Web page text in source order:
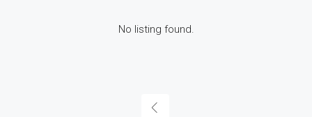
No listing found.